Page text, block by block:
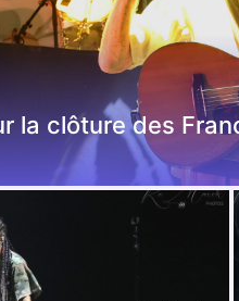
la clôture des